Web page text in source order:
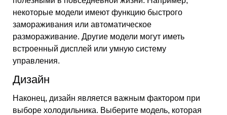
некоторые модели имеют функцию быстрого
замораживания или автоматическое
размораживание. Другие модели могут иметь
встроенный дисплей или умную систему
управления.
Дизайн
Наконец, дизайн является важным фактором при
выборе холодильника. Выберите модель, которая